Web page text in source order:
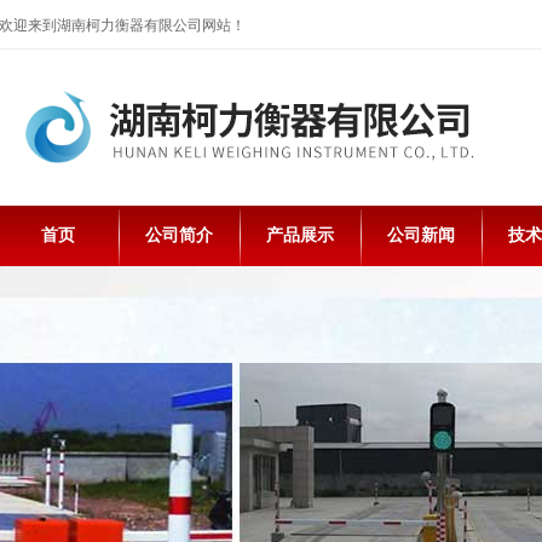
欢迎来到湖南柯力衡器有限公司网站！
首页 公司简介 产品展示 公司新闻 技